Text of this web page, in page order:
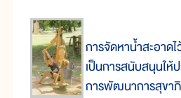
การจัดหาน้ำสะอาด
เป็นการสนับสนุนให้
การพัฒนาการสุขา